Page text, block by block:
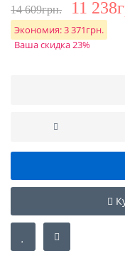
14 609грн. 11
Экономия:3 371грн.
Ваша скидка 23%